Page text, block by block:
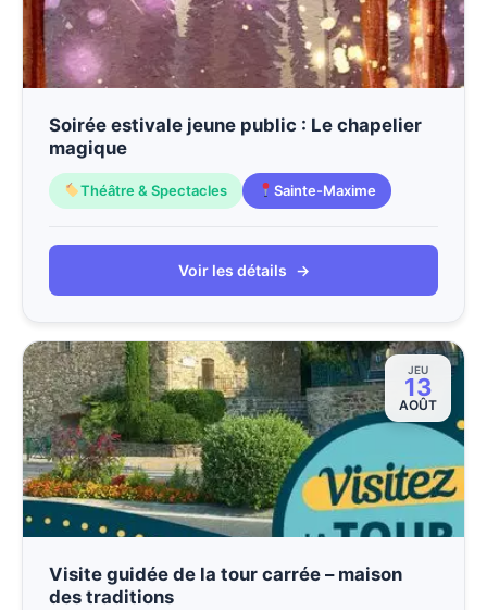
Soirée estivale jeune public : Le chapelier
magique
Théâtre & Spectacles Sainte-Maxime
Voir les détails →
JEU
13
AOÛT
Visite guidée de la tour carrée – maison
des traditions